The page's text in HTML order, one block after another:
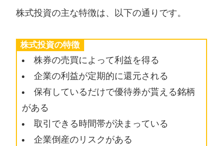
株式投資の主な特徴は、以下の通りです。
株式投資の特徴
株券の売買によって利益を得る
企業の利益が定期的に還元される
保有しているだけで優待券が貰える銘柄
がある
取引できる時間帯が決まっている
企業倒産のリスクがある